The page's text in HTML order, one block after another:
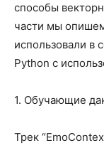
способы
части мы
использовали в
Python с
1. Обучающие
Трек